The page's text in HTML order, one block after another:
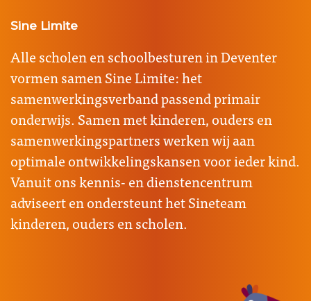
Sine Limite
Alle scholen en schoolbesturen in Deventer
vormen samen Sine Limite: het
samenwerkingsverband passend primair
onderwijs. Samen met kinderen, ouders en
samenwerkingspartners werken wij aan
optimale ontwikkelingskansen voor ieder kind.
Vanuit ons kennis- en dienstencentrum
adviseert en ondersteunt het Sineteam
kinderen, ouders en scholen.